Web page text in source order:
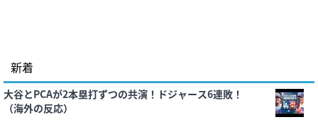
新着
大谷とPCAが2本塁打ずつの共演！ドジャース6連敗！
（海外の反応）